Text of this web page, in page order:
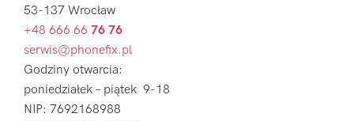
53-137 Wrocław
+48 666 66 76 76
serwis@phonefix.pl
Godziny otwarcia:
poniedziałek – piątek 9-18
NIP: 7692168988